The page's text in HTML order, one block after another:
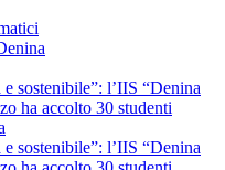
sostenibile”: l’IIS “Denina
ha accolto 30 studenti
sostenibile”: l’IIS “Denina